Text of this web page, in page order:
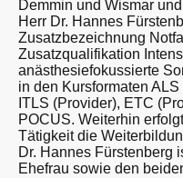
Demmin und Wismar
Herr Dr. Hannes
Zusatzbezeichnung
Zusatzqualifikation
anästhesiefokussierte
in den Kursformaten
ITLS (Provider), ETC
POCUS. Weiterhin
Tätigkeit die
Dr. Hannes Fürstenberg
Ehefrau sowie den